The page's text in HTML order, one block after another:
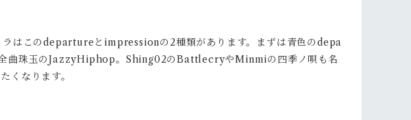
ラはこのdepartureとimpressionの2種類があります。まずは青色のdepa
曲珠玉のJazzyHiphop。Shing02のBattlecryやMinmiの四季ノ唄も名
なります。